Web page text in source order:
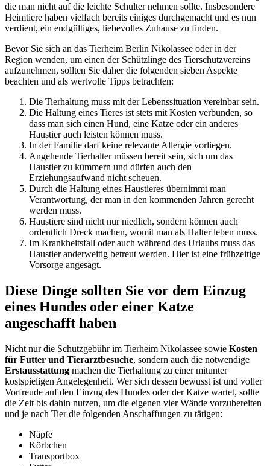
die man nicht auf die leichte Schulter nehmen sollte. Insbesondere
Heimtiere haben vielfach bereits einiges durchgemacht und es nun
verdient, ein endgültiges, liebevolles Zuhause zu finden.
Bevor Sie sich an das Tierheim Berlin Nikolassee oder in der
Region wenden, um einen der Schützlinge des Tierschutzvereins
aufzunehmen, sollten Sie daher die folgenden sieben Aspekte
beachten und als wertvolle Tipps betrachten:
Die Tierhaltung muss mit der Lebenssituation vereinbar sein.
Die Haltung eines Tieres ist stets mit Kosten verbunden, so
dass man sich einen Hund, eine Katze oder ein anderes
Haustier auch leisten können muss.
In der Familie darf keine relevante Allergie vorliegen.
Angehende Tierhalter müssen bereit sein, sich um das
Haustier zu kümmern und dürfen auch den
Erziehungsaufwand nicht scheuen.
Durch die Haltung eines Haustieres übernimmt man
Verantwortung, der man in den kommenden Jahren gerecht
werden muss.
Haustiere sind nicht nur niedlich, sondern können auch
ordentlich Dreck machen, womit man als Halter leben muss.
Im Krankheitsfall oder auch während des Urlaubs muss das
Haustier anderweitig betreut werden. Hier ist eine frühzeitige
Vorsorge angesagt.
Diese Dinge sollten Sie vor dem Einzug
eines Hundes oder einer Katze
angeschafft haben
Nicht nur die Schutzgebühr im Tierheim Nikolassee sowie Kosten
für Futter und Tierarztbesuche, sondern auch die notwendige
Erstausstattung machen die Tierhaltung zu einer mitunter
kostspieligen Angelegenheit. Wer sich dessen bewusst ist und voller
Vorfreude auf den Einzug des Hundes oder der Katze wartet, sollte
die Zeit bis dahin nutzen, um die eigenen vier Wände vorzubereiten
und je nach Tier die folgenden Anschaffungen zu tätigen:
Näpfe
Körbchen
Transportbox